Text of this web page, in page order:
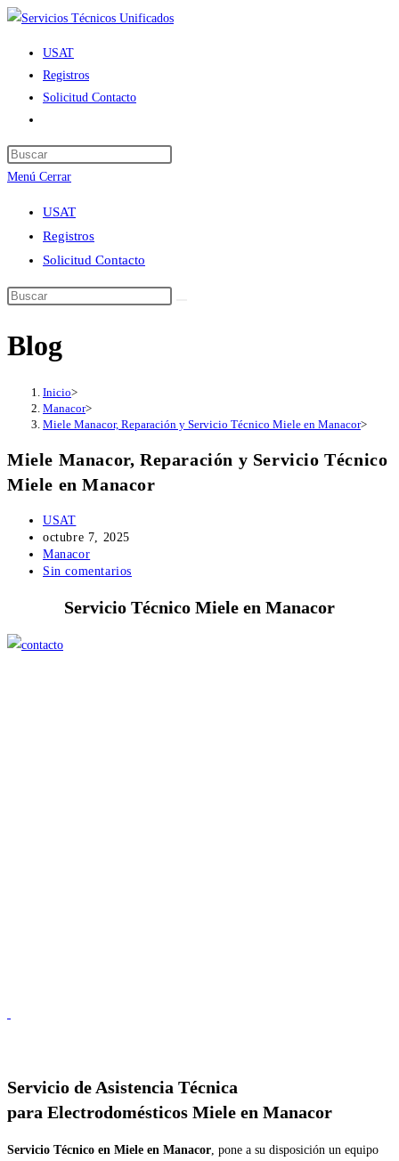
Ir
contenido
USAT
Registros
Solicitud Contacto
de
la
web
Menú Cerrar
USAT
Registros
Solicitud Contacto
Blog
Inicio>
Manacor>
Miele Manacor, Reparación y Servicio Técnico Miele en Manacor>
Miele Manacor, Reparación y Servicio Técnico
Miele en Manacor
Autor
de
la
entrada:
USAT
Publicación
de
la
octubre 7, 2025
Categoría
de
entrada:
Manacor
Comentarios
Sin comentarios
Servicio Técnico Miele en Manacor
Servicio de Asistencia Técnica
para Electrodomésticos Miele en Manacor
Servicio Técnico en Miele en Manacor, pone a su disposición un equipo